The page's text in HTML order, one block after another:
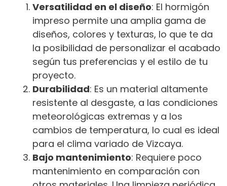
Versatilidad en el diseño: El hormigón
impreso permite una amplia gama de
diseños, colores y texturas, lo que te da
la posibilidad de personalizar el acabado
según tus preferencias y el estilo de tu
proyecto.
Durabilidad: Es un material altamente
resistente al desgaste, a las condiciones
meteorológicas extremas y a los
cambios de temperatura, lo cual es ideal
para el clima variado de Vizcaya.
Bajo mantenimiento: Requiere poco
mantenimiento en comparación con